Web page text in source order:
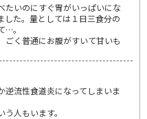
たいのにすぐ胃がいっぱいにな
した。量としては１日三食分の
…。
ごく普通にお腹がすいて甘いも
逆流性食道炎になってしまいま
人もいます。